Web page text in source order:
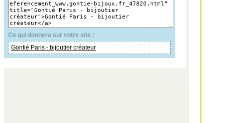
Ce qui donnera sur votre site :
Gontié Paris - bijoutier créateur